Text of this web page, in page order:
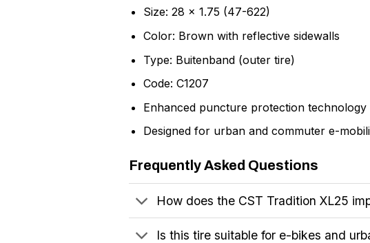
Size: 28 x 1.75 (47-622)
Color: Brown with reflective sidewalls
Type: Buitenband (outer tire)
Code: C1207
Enhanced puncture protection technology
Designed for urban and commuter e-
Frequently Asked Questions
How does the CST Tradition XL25
Is this tire suitable for e-bikes and